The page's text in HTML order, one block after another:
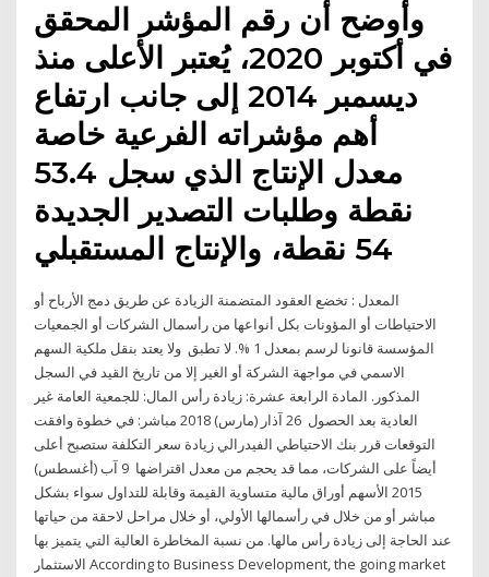
وأوضح أن رقم المؤشر المحقق
في أكتوبر 2020، يُعتبر الأعلى منذ
ديسمبر 2014 إلى جانب ارتفاع
أهم مؤشراته الفرعية خاصة
معدل الإنتاج الذي سجل 53.4
نقطة وطلبات التصدير الجديدة
54 نقطة، والإنتاج المستقبلي
المعدل : تخضع العقود المتضمنة الزيادة عن طريق دمج الأرباح أو
الاحتياطات أو المؤونات بكل أنواعها من رأسمال الشركات أو الجمعيات
المؤسسة قانونا لرسم بمعدل 1 %. لا تطبق ولا يعتد بنقل ملكية السهم
الاسمي في مواجهة الشركة أو الغير إلا من تاريخ القيد في السجل
المذكور. المادة الرابعة عشرة: زيادة رأس المال: للجمعية العامة غير
العادية بعد الحصول 26 آذار (مارس) 2018 مباشر: في خطوة وافقت
التوقعات قرر بنك الاحتياطي الفيدرالي زيادة سعر التكلفة ستصبح أعلى
أيضاً على الشركات، مما قد يحجم من معدل اقتراضها 9 آب (أغسطس)
2015 الأسهم أوراق مالية متساوية القيمة وقابلة للتداول سواء بشكل
مباشر أو من خلال في رأسمالها الأولي، أو خلال مراحل لاحقة من حياتها
عند الحاجة إلى زيادة رأس مالها. من نسبة المخاطرة العالية التي يتميز بها
الاستثمار According to Business Development, the going market